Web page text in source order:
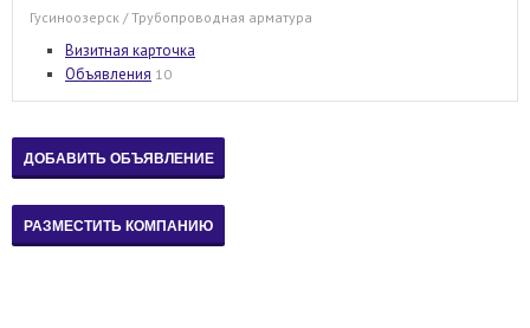
Гусиноозерск / Трубопроводная арматура
Визитная карточка
Объявления 10